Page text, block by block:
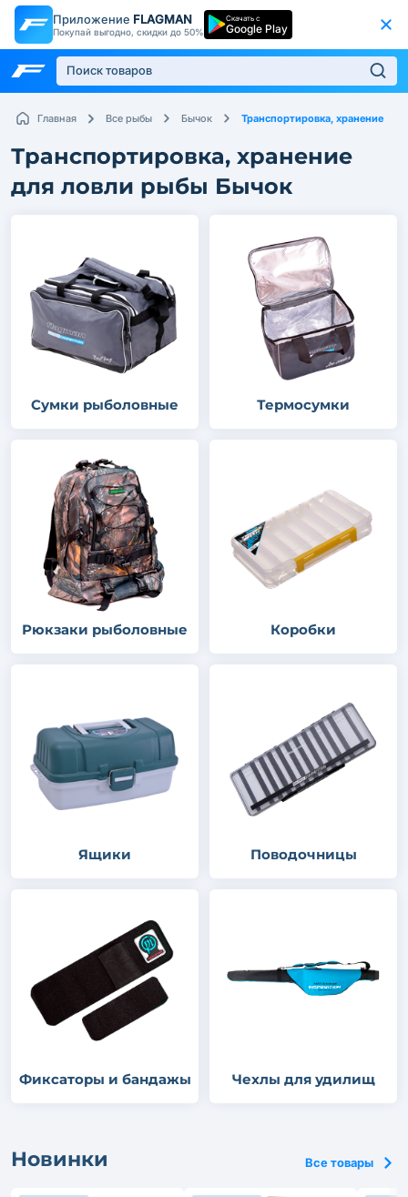
Приложение FLAGMAN
Покупай выгодно, скидки до 50%
Скачать с
Google Play
Главная Все рыбы Бычок Транспортировка, хранение
Транспортировка, хранение
для ловли рыбы Бычок
Сумки рыболовные Термосумки
Рюкзаки рыболовные Коробки
Ящики Поводочницы
Фиксаторы и бандажы Чехлы для удилищ
Новинки Все товары